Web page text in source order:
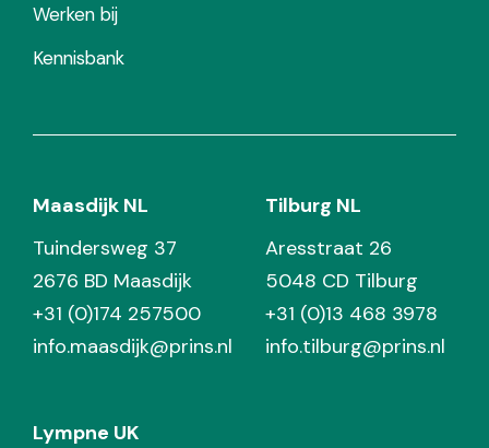
Werken bij
Kennisbank
Maasdijk NL
Tuindersweg 37
2676 BD Maasdijk
+31 (0)174 257500
info.maasdijk@prins.nl
Tilburg NL
Aresstraat 26
5048 CD Tilburg
+31 (0)13 468 3978
info.tilburg@prins.nl
Lympne UK